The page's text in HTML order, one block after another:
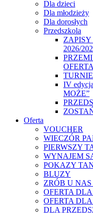
Dla dzieci
Dla młodzieży
Dla dorosłych
Przedszkola
ZAPISY
2026/
IV
MOŻE”
Oferta
VOUCHER
WIECZÓR
PIERWSZY
WYNAJEM
POKAZY
BLUZY
ZRÓB U NAS
OFERTA
OFERTA
DLA